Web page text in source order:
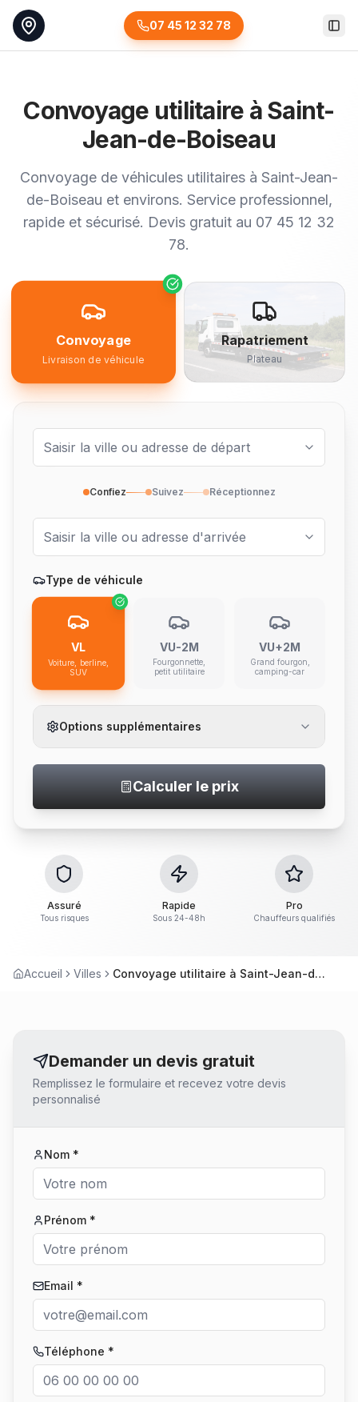
07 45 12 32 78
Convoyage utilitaire à Saint-
Jean-de-Boiseau
Convoyage de véhicules utilitaires à Saint-Jean-
de-Boiseau et environs. Service professionnel,
rapide et sécurisé. Devis gratuit au 07 45 12 32
78.
Convoyage
Livraison de véhicule
Rapatriement
Plateau
Confiez Suivez Réceptionnez
Type de véhicule
VL
Voiture, berline,
SUV
VU-2M
Fourgonnette,
petit utilitaire
VU+2M
Grand fourgon,
camping-car
Options supplémentaires
Calculer le prix
Assuré
Tous risques
Rapide
Sous 24-48h
Pro
Chauffeurs qualifiés
Accueil Villes Convoyage utilitaire à Saint-Jean-de-Boiseau
Demander un devis gratuit
Remplissez le formulaire et recevez votre devis
personnalisé
Nom *
Prénom *
Email *
Téléphone *